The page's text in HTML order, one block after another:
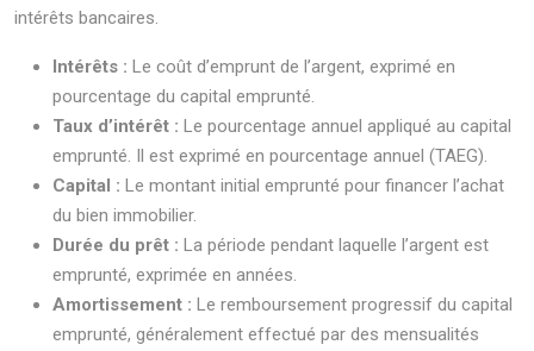
intérêts bancaires.
Intérêts : Le coût d’emprunt de l’argent, exprimé en
pourcentage du capital emprunté.
Taux d’intérêt : Le pourcentage annuel appliqué au capital
emprunté. Il est exprimé en pourcentage annuel (TAEG).
Capital : Le montant initial emprunté pour financer l’achat
du bien immobilier.
Durée du prêt : La période pendant laquelle l’argent est
emprunté, exprimée en années.
Amortissement : Le remboursement progressif du capital
emprunté, généralement effectué par des mensualités